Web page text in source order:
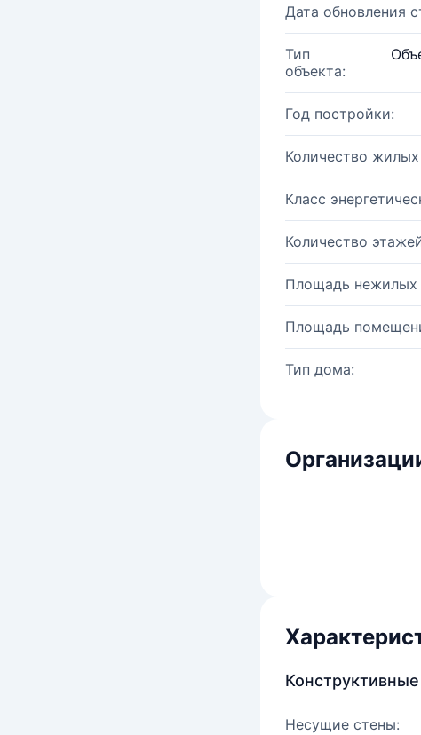
Дата обновления
Тип
объекта:
Год постройки:
Количество
Класс
Количество
Площадь нежилых
Площадь
Тип дома:
Несущие стены: